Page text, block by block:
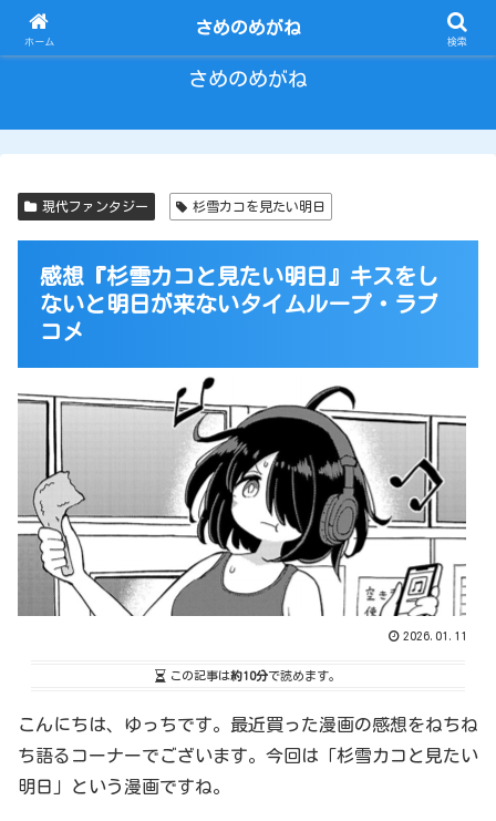
とにかく いろいろ ひとりごと。
さめのめがね
現代ファンタジー 杉雪カコを見たい明日
感想『杉雪カコと見たい明日』キスをし
ないと明日が来ないタイムループ・ラブ
コメ
2026.01.11
この記事は約10分で読めます。
こんにちは、ゆっちです。最近買った漫画の感想をねちね
ち語るコーナーでございます。今回は「杉雪カコと見たい
明日」という漫画ですね。
ホーム
さめのめがね
検索